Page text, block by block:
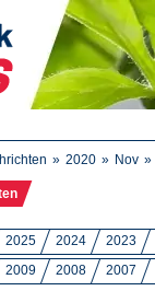
2020 Nov
2025 2024 2023
2009 2008 2007